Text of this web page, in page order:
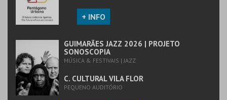
+ INFO
GUIMARÃES JAZZ 2026 | PROJETO
SONOSCOPIA
MÚSICA & FESTIVAIS | JAZZ
C. CULTURAL VILA FLOR
PEQUENO AUDITÓRIO